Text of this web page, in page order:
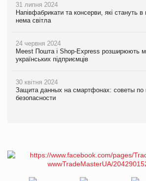
31 липня 2024
Напівфабрикати та консерви, які стануть в
нема світла
24 червня 2024
Meest Пошта і Shop-Express розширюють
українських підприємців
30 квітня 2024
Защита данных на смартфонах: советы
безопасности